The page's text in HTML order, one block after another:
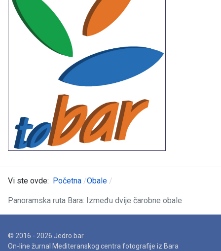
Vi ste ovde: Početna Obale
Panoramska ruta Bara: Između dvije čarobne obale
© 2016 - 2026 Jedro.bar
On-line žurnal Mediteranskog centra fotografije iz Bara